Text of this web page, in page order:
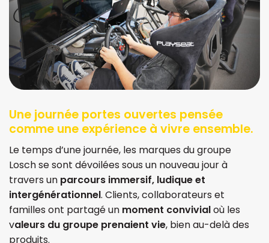
Une journée portes ouvertes pensée
comme une expérience à vivre ensemble.
Le temps d’une journée, les marques du groupe
Losch se sont dévoilées sous un nouveau jour à
travers un parcours immersif, ludique et
intergénérationnel. Clients, collaborateurs et
familles ont partagé un moment convivialoù les
valeurs du groupe prenaient vie, bien au-delà des
produits.